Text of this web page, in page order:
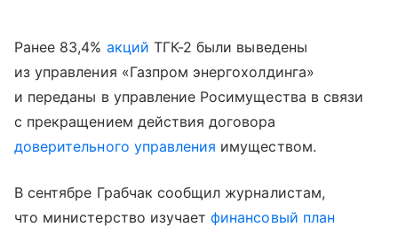
Ранее 83,4% акций ТГК-2 были выведены
из управления «Газпром энергохолдинга»
и переданы в управление Росимущества в связи
с прекращением действия договора
доверительного управления имуществом.
В сентябре Грабчак сообщил журналистам,
что министерство изучаетфинансовый план